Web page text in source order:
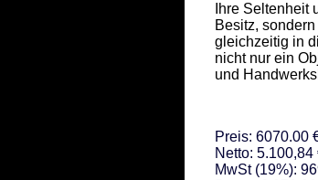
Ihre Seltenheit
Besitz,
gleichzeitig in
nicht nur ein
und
Preis: 6070.00
Netto: 5.100,84
MwSt (19%):